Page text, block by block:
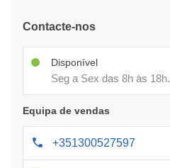
Contacte-nos
Disponível
Seg a Sex das 8h às 18h.
Equipa de vendas
+351300527597